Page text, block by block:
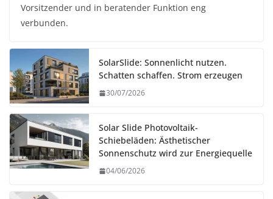
Vorsitzender und in beratender Funktion eng
verbunden.
SolarSlide: Sonnenlicht nutzen.
Schatten schaffen. Strom erzeugen
30/07/2026
Solar Slide Photovoltaik-
Schiebeläden: Ästhetischer
Sonnenschutz wird zur Energiequelle
04/06/2026